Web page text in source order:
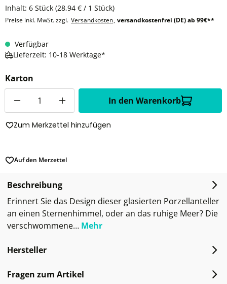
Inhalt: 6 Stück (28,94 € / 1 Stück)
Preise inkl. MwSt. zzgl. Versandkosten, versandkostenfrei (DE) ab 99€**
Verfügbar
Lieferzeit: 10-18 Werktage*
Karton
In den Warenkorb
Zum Merkzettel hinzufügen
Auf den Merzettel
Beschreibung
Erinnert Sie das Design dieser glasierten Porzellanteller
an einen Sternenhimmel, oder an das ruhige Meer? Die
verschwommene… Mehr
Hersteller
Fragen zum Artikel